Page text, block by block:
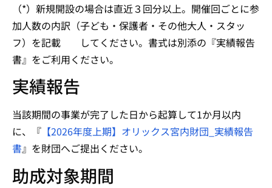
（*）新規開設の場合は直近３回分以上。開催回ごとに参
加人数の内訳（子ども・保護者・その他大人・スタッ
フ）を記載 してください。書式は別添の『実績報告
書』をご利用ください。
実績報告
当該期間の事業が完了した日から起算して1か月以内
に、『 【2026年度上期】オリックス宮内財団_実績報告
書』を財団へご提出ください。
助成対象期間